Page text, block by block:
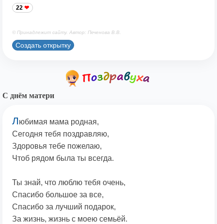
22
© Принадлежит сайту. Автор: Печенова В.В.
Создать открытку
С днём матери
Любимая мама родная,
Сегодня тебя поздравляю,
Здоровья тебе пожелаю,
Чтоб рядом была ты всегда.
Ты знай, что люблю тебя очень,
Спасибо большое за все,
Спасибо за лучший подарок,
За жизнь, жизнь с моею семьёй.